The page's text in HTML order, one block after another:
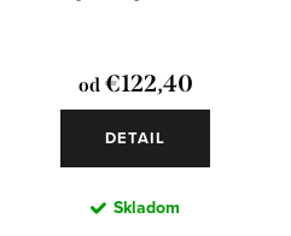
od€122,40
DETAIL
Skladom